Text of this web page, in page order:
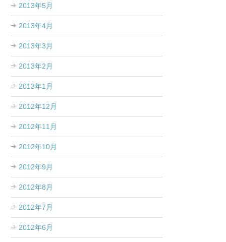
2013年5月
2013年4月
2013年3月
2013年2月
2013年1月
2012年12月
2012年11月
2012年10月
2012年9月
2012年8月
2012年7月
2012年6月